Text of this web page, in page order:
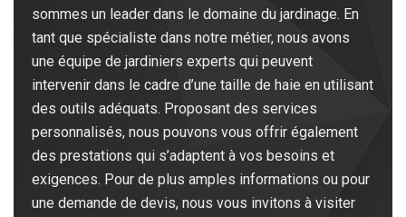
sommes un leader dans le domaine du jardinage. En
tant que spécialiste dans notre métier, nous avons
une équipe de jardiniers experts qui peuvent
intervenir dans le cadre d’une taille de haie en utilisant
des outils adéquats. Proposant des services
personnalisés, nous pouvons vous offrir également
des prestations qui s’adaptent à vos besoins et
exigences. Pour de plus amples informations ou pour
une demande de devis, nous vous invitons à visiter